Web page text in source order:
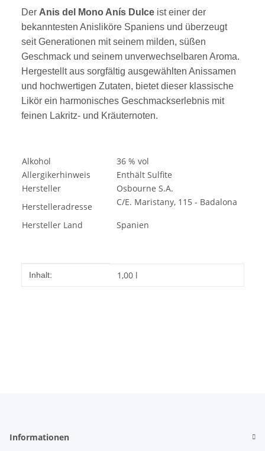
Der Anis del Mono Anís Dulce ist einer der
bekanntesten Anisliköre Spaniens und überzeugt
seit Generationen mit seinem milden, süßen
Geschmack und seinem unverwechselbaren Aroma.
Hergestellt aus sorgfältig ausgewählten Anissamen
und hochwertigen Zutaten, bietet dieser klassische
Likör ein harmonisches Geschmackserlebnis mit
feinen Lakritz- und Kräuternoten.
Alkohol
36 % vol
Allergikerhinweis
Enthält Sulfite
Hersteller
Osbourne S.A.
Herstelleradresse
C/E. Maristany, 115 - Badalona
Hersteller Land Spanien
Produkteigenschaft
Wert
Inhalt: 1,00 l
Informationen